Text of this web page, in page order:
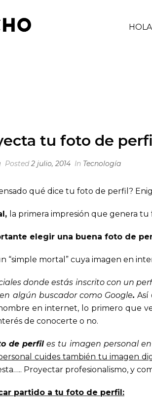
HOLA
tu foto de
Posted2 julio, 2014 In Tecnología
qué dice tu foto de perfil?
la primera impresión que genera
elegir una buena foto de
“simple mortal” cuya imagen en
donde estás inscrito con un
algún buscador como Google. Así
en internet, lo primero que
de conocerte o no.
de perfil es tu imagen personal
cuides también tu imagen
Proyectar profesionalismo, y
partido a tu foto de perfil: